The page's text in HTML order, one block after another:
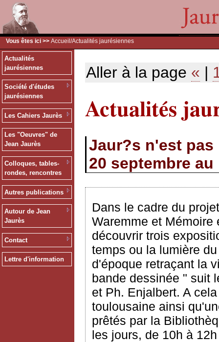
Vous êtes ici >> Accueil /Actualités jaurésiennes
Actualités
jaurésiennes
Société d'études
jaurésiennes
Les Cahiers Jaurès
Les "Oeuvres" de
Jean Jaurès
Colloques, tables-
rondes, rencontres
Autres publications
Autour de Jean
Jaurès
Contact
Lettre d'information
Aller à la page « |
Actualités
Jaur?s n'est pas
20 septembre
Dans le cadre du
Waremme et
découvrir trois
temps ou la lumière
d'époque retraçant la
bande dessinée " suit
et Ph. Enjalbert. A
toulousaine ainsi
prêtés par la
les jours, de 10h à